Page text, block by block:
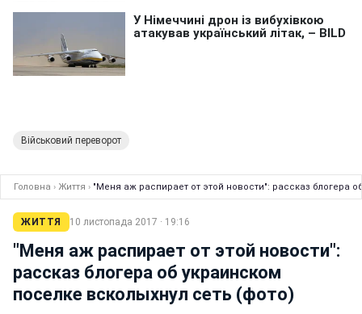
Військовий переворот
Головна › Життя › "Меня аж распирает от этой новости": рассказ блогера
ЖИТТЯ 10 листопада 2017 · 19:16
"Меня аж распирает от этой новости":
рассказ блогера об украинском
поселке всколыхнул сеть (фото)